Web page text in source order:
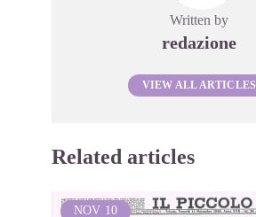
Written by
redazione
VIEW ALL ARTICLES
Related articles
NOV 10